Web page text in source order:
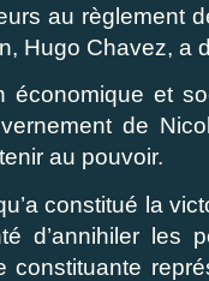
au règlement
Hugo Chavez, a
économique et
de
au pouvoir.
constitué la
d’annihiler les
constituante